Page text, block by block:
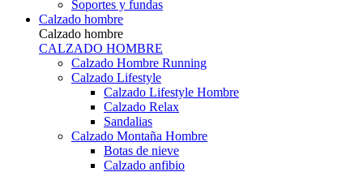
Soportes y fundas
Calzado hombre
Calzado hombre
CALZADO HOMBRE
Calzado Hombre Running
Calzado Lifestyle
Calzado Lifestyle Hombre
Calzado Relax
Sandalias
Calzado Montaña Hombre
Botas de nieve
Calzado anfibio